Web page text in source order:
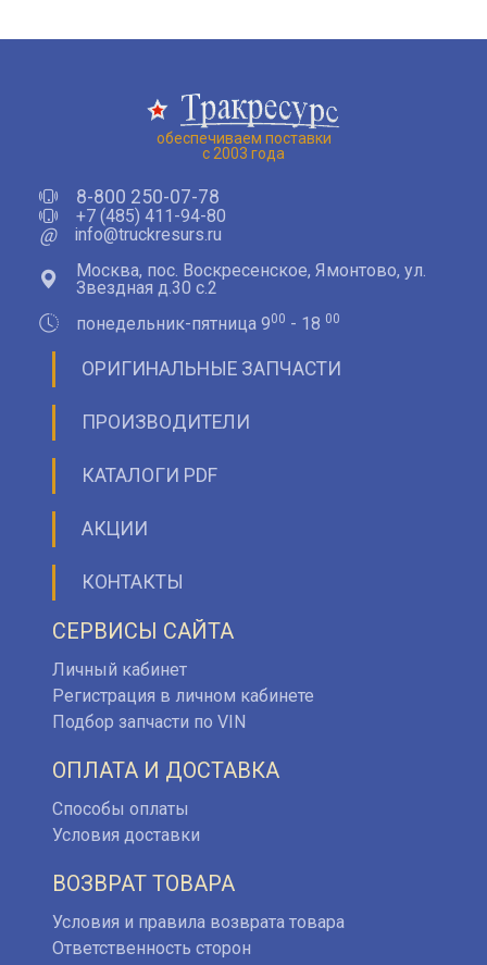
обеспечиваем поставки
с 2003 года
8-800 250-07-78
+7 (485) 411-94-80
@
info@truckresurs.ru
Москва, пос. Воскресенское, Ямонтово, ул.
Звездная д.30 с.2
понедельник-пятница 900 - 18 00
ОРИГИНАЛЬНЫЕ ЗАПЧАСТИ
ПРОИЗВОДИТЕЛИ
КАТАЛОГИ PDF
АКЦИИ
КОНТАКТЫ
СЕРВИСЫ САЙТА
Личный кабинет
Регистрация в личном кабинете
Подбор запчасти по VIN
ОПЛАТА И ДОСТАВКА
Способы оплаты
Условия доставки
ВОЗВРАТ ТОВАРА
Условия и правила возврата товара
Ответственность сторон